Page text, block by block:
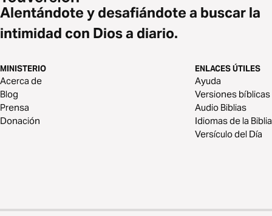
Alentándote y desafiándote a buscar la
intimidad con Dios a diario.
MINISTERIO
Acerca de
Blog
Prensa
Donación
ENLACES ÚTILES
Ayuda
Versiones bíblicas
Audio Biblias
Idiomas de la Biblia
Versículo del Día